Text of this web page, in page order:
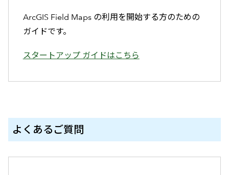
ArcGIS Field Maps の利用を開始する方のための
ガイドです。
スタートアップ ガイドはこちら
よくあるご質問